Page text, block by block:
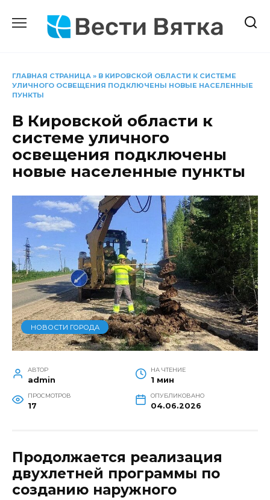
содержанию
ГЛАВНАЯ СТРАНИЦА » В КИРОВСКОЙ ОБЛАСТИ К СИСТЕМЕ
УЛИЧНОГО ОСВЕЩЕНИЯ ПОДКЛЮЧЕНЫ НОВЫЕ НАСЕЛЕННЫЕ
ПУНКТЫ
В Кировской области к
системе уличного
освещения подключены
новые населенные пункты
НОВОСТИ ГОРОДА
АВТОР
admin
НА ЧТЕНИЕ
1 мин
ПРОСМОТРОВ
17
ОПУБЛИКОВАНО
04.06.2026
Продолжается реализация
двухлетней программы по
созданию наружного